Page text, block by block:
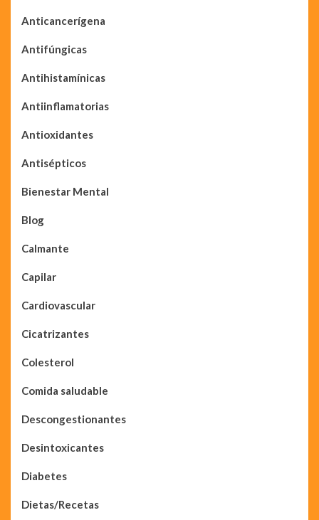
Anticancerígena
Antifúngicas
Antihistamínicas
Antiinflamatorias
Antioxidantes
Antisépticos
Bienestar Mental
Blog
Calmante
Capilar
Cardiovascular
Cicatrizantes
Colesterol
Comida saludable
Descongestionantes
Desintoxicantes
Diabetes
Dietas/Recetas